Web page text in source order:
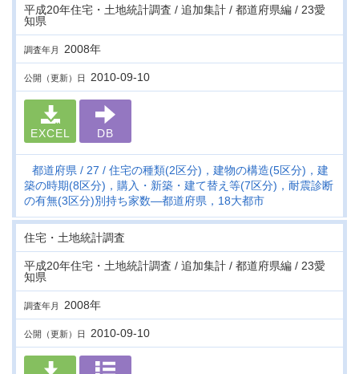
平成20年住宅・土地統計調査 / 追加集計 / 都道府県編 / 23愛
知県
調査年月 2008年
公開（更新）日 2010-09-10
EXCEL DB
都道府県 27
住宅の種類(2区分)，建物の構造(5区分)，建
築の時期(8区分)，購入・新築・建て替え等(7区分)，耐震診断
の有無(3区分)別持ち家数―都道府県，18大都市
住宅・土地統計調査
平成20年住宅・土地統計調査 / 追加集計 / 都道府県編 / 23愛
知県
調査年月 2008年
公開（更新）日 2010-09-10